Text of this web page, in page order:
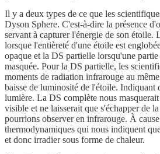
Il y a deux types de ce que les
Dyson Sphere. C'est-à-dire la présence
servant à capturer l'énergie de son étoile.
lorsque l'entièreté d'une étoile est
opaque et la DS partielle lorsqu'une
masquée. Pour la DS partielle, les
moments de radiation infrarouge au
baisse de luminosité de l'étoile. Indiquant
lumière. La DS complète nous
visible et ne laisserait que s'échapper de
pourrions observer en infrarouge. À
thermodynamiques qui nous indiquent
et donc irradier sous forme de chaleur.